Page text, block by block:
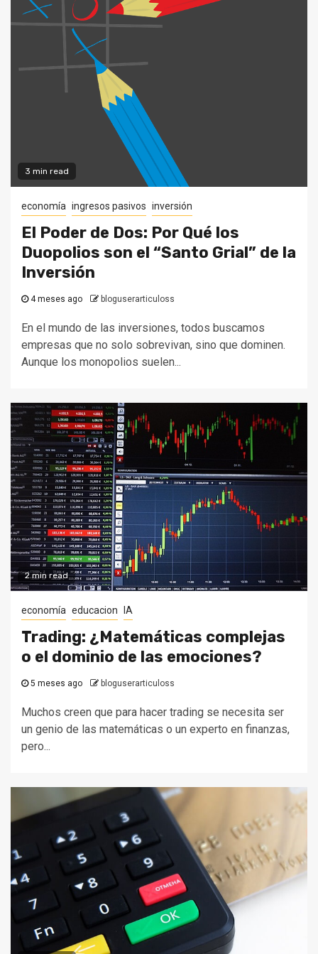
3 min read
economía ingresos pasivos inversión
El Poder de Dos: Por Qué los
Duopolios son el “Santo Grial” de la
Inversión
4 meses ago bloguserarticuloss
En el mundo de las inversiones, todos buscamos
empresas que no solo sobrevivan, sino que dominen.
Aunque los monopolios suelen...
2 min read
economía educacion IA
Trading: ¿Matemáticas complejas
o el dominio de las emociones?
5 meses ago bloguserarticuloss
Muchos creen que para hacer trading se necesita ser
un genio de las matemáticas o un experto en finanzas,
pero...